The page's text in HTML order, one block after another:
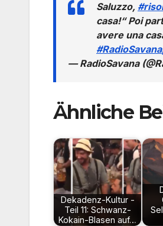
Saluzzo,
casa!“ Poi
avere una
#RadioSavana
— RadioSavana
Ähnliche
Dekadenz-Kultur -
Teil 11: Schwanz-
Kokain-Blasen auf…